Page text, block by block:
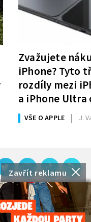
Zavřít reklamu
Zvažujete
iPhone? Tyto
rozdíly mezi
a iPhone Ultra
rozhodnutí
VŠE O APPLE J.